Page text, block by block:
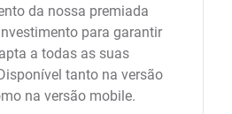
da nossa premiada
para garantir
a todas as suas
tanto na versão
na versão mobile.